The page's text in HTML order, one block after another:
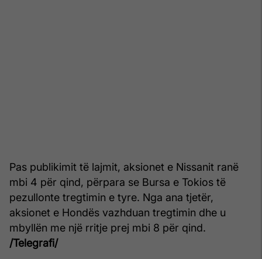
Pas publikimit të lajmit, aksionet e Nissanit ranë
mbi 4 për qind, përpara se Bursa e Tokios të
pezullonte tregtimin e tyre. Nga ana tjetër,
aksionet e Hondës vazhduan tregtimin dhe u
mbyllën me një rritje prej mbi 8 për qind.
/Telegrafi/